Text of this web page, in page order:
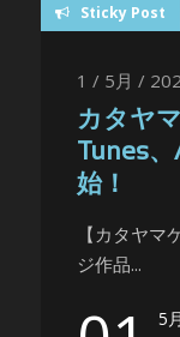
Sticky Post
1 / 5月 /
カタヤ
Tunes
始！
【カタヤ
ジ作品...
5月